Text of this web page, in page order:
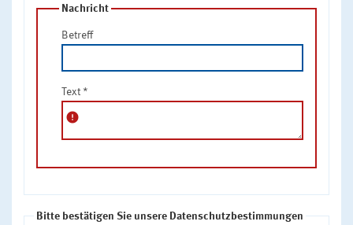
Nachricht
Betreff
Text *
error
Bitte bestätigen Sie unsere Datenschutzbestimmungen